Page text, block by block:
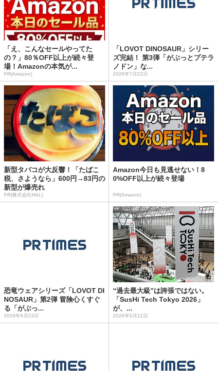
「え、こんなセールやってた
の？」80％OFF以上が続々登
場！Amazonの本気が...
PR(Amazon)
「LOVOT DINOSAUR」シリー
ズ完結！ 第3弾「がぶっとプテラ
ノドン」な...
2026年7月22日
新型タバコが大反響！「たばこ
税、さようなら」600円→83円の
新型が爆売れ
PR(株式会社HAL)
Amazon今日も見逃せない！8
0%OFF以上が続々登場
PR(Amazon)
恐竜ウェアシリーズ「LOVOT DI
NOSAUR」第2弾 冒険心くすぐ
る「がぶっ...
2026年6月23日
“過去最大級”は誇張ではない。
「SusHi Tech Tokyo 2026」
が、...
2026年5月21日